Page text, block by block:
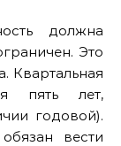
должна
Это
Квартальная
пять лет,
годовой).
вести